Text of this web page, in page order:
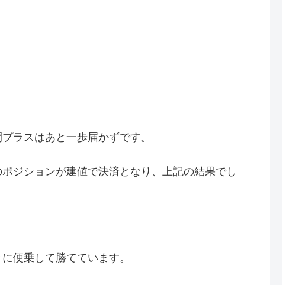
ラスはあと一歩届かずです。
ジションが建値で決済となり、上記の結果でし
便乗して勝てています。